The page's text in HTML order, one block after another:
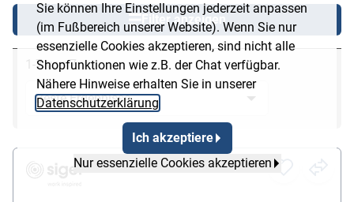
Sie können Ihre Einstellungen jederzeit anpassen
(im Fußbereich unserer Website). Wenn Sie nur
essenzielle Cookies akzeptieren, sind nicht alle
Shopfunktionen wie z.B. der Chat verfügbar.
Nähere Hinweise erhalten Sie in unserer
Datenschutzerklärung
Ich akzeptiere
Nur essenzielle Cookies akzeptieren
Filter anzeigen
1-7 von 7